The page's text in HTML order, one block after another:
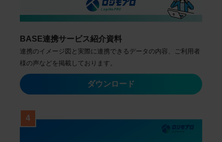
BASE連携サービス紹介資料
連携のイメージ図と実際に連携できるデータの内容、ご利用者
様の声などを掲載しております。